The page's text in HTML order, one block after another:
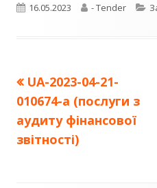
Опубліковано
16.05.2023 Автор
- Tender
Навігація
записів
Попередня
стаття:
UA-2023-04-21-
010674-a (послуги з
аудиту фінансової
звітності)